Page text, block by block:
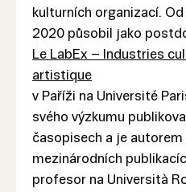
kulturních organizací.
2020 působil jako
Le LabEx – Industries
artistique
v Paříži na Université
svého výzkumu
časopisech a je
mezinárodních
profesor na Università